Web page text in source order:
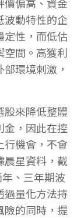
波動特性的企
定性，而低估
空間。高獲利
環境刺激，
股來降低整體
金，因此在控
行機會，不會
晨星資料，截
、三年期波
過量化方法持
險的同時，提